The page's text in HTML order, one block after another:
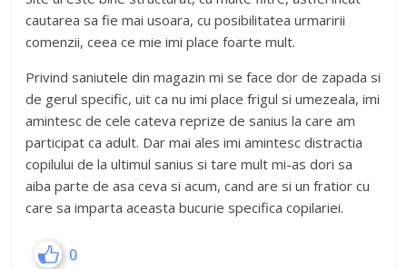
cautarea sa fie mai usoara, cu posibilitatea urmaririi
comenzii, ceea ce mie imi place foarte mult.
Privind saniutele din magazin mi se face dor de zapada si
de gerul specific, uit ca nu imi place frigul si umezeala, imi
amintesc de cele cateva reprize de sanius la care am
participat ca adult. Dar mai ales imi amintesc distractia
copilului de la ultimul sanius si tare mult mi-as dori sa
aiba parte de asa ceva si acum, cand are si un fratior cu
care sa imparta aceasta bucurie specifica copilariei.
0